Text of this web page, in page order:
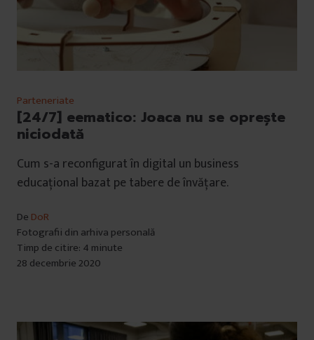
Parteneriate
[24/7] eematico: Joaca nu se oprește
niciodată
Cum s-a reconfigurat în digital un business
educațional bazat pe tabere de învățare.
De DoR
Fotografii din arhiva personală
Timp de citire: 4 minute
28 decembrie 2020